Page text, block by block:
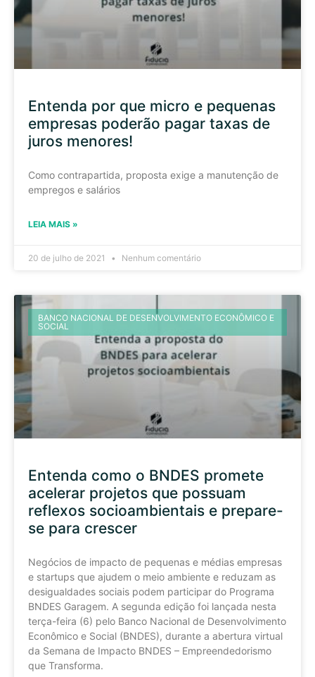
Entenda por que micro e pequenas
empresas poderão pagar taxas de
juros menores!
Como contrapartida, proposta exige a manutenção de
empregos e salários
LEIA MAIS »
20 de julho de 2021 Nenhum comentário
BANCO NACIONAL DE DESENVOLVIMENTO ECONÔMICO E
SOCIAL
Entenda como o BNDES promete
acelerar projetos que possuam
reflexos socioambientais e prepare-
se para crescer
Negócios de impacto de pequenas e médias empresas
e startups que ajudem o meio ambiente e reduzam as
desigualdades sociais podem participar do Programa
BNDES Garagem. A segunda edição foi lançada nesta
terça-feira (6) pelo Banco Nacional de Desenvolvimento
Econômico e Social (BNDES), durante a abertura virtual
da Semana de Impacto BNDES – Empreendedorismo
que Transforma.